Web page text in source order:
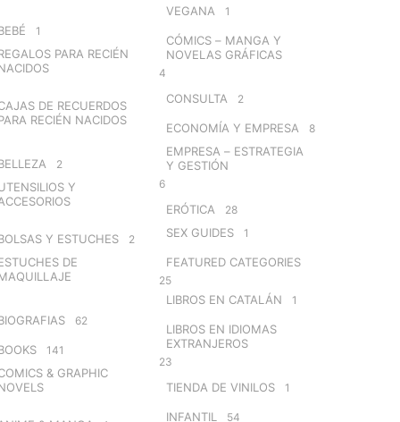
1
PARA RECIÉN
DE RECUERDOS
RECIÉN NACIDOS
2
Y
Y ESTUCHES 2
DE
62
141
& GRAPHIC
VEGANA 1
CÓMICS – MANGA Y
NOVELAS GRÁFICAS
4
CONSULTA 2
ECONOMÍA Y EMPRESA 8
EMPRESA – ESTRATEGIA
Y GESTIÓN
6
ERÓTICA 28
SEX GUIDES 1
FEATURED CATEGORIES
25
LIBROS EN CATALÁN 1
LIBROS EN IDIOMAS
EXTRANJEROS
23
TIENDA DE VINILOS 1
INFANTIL 54